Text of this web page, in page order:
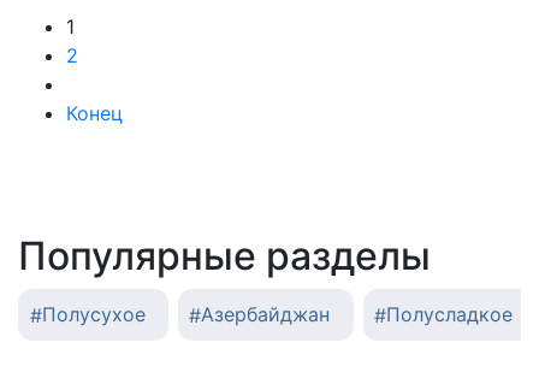
1
2
Конец
Популярные разделы
#Полусухое #Азербайджан #Полусладкое